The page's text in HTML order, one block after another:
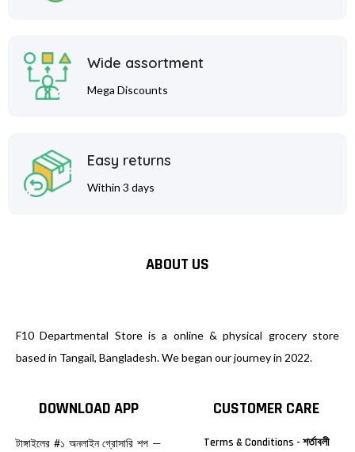
Wide assortment
Mega Discounts
Easy returns
Within 3 days
ABOUT US
F10 Departmental Store is a online & physical grocery store
based in Tangail, Bangladesh. We began our journey in 2022.
DOWNLOAD APP
টাঙ্গাইলের #১ অনলাইন গ্রোসারি শপ —
CUSTOMER CARE
Terms & Conditions - শর্তাবলী